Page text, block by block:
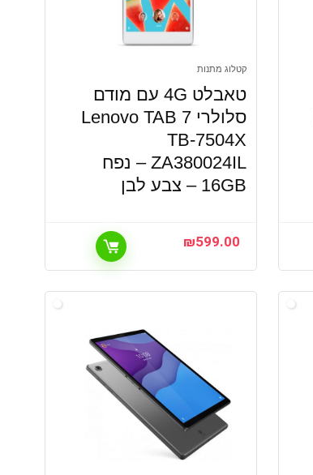
קטלוג מתנות
טאבלט 4G עם מודם
סלולרי Lenovo TAB 7
TB-7504X
ZA380024IL – נפח
16GB – צבע לבן
₪599.00